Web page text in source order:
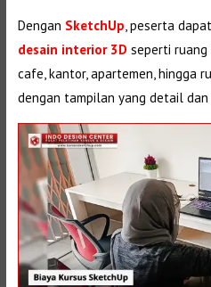
Dengan SketchUp , peserta
desain interior 3D seperti ruang
cafe, kantor, apartemen, hingga
dengan tampilan yang detail